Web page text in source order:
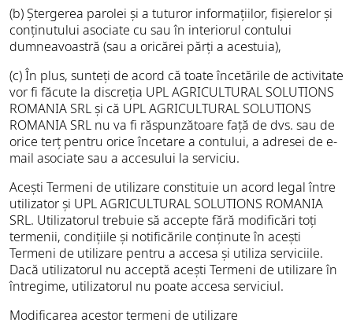
(b) Ștergerea parolei și a tuturor informațiilor, fișierelor și
conținutului asociate cu sau în interiorul contului
dumneavoastră (sau a oricărei părți a acestuia),
(c) În plus, sunteți de acord că toate încetările de activitate
vor fi făcute la discreția UPL AGRICULTURAL SOLUTIONS
ROMANIA SRL și că UPL AGRICULTURAL SOLUTIONS
ROMANIA SRL nu va fi răspunzătoare față de dvs. sau de
orice terț pentru orice încetare a contului, a adresei de e-
mail asociate sau a accesului la serviciu.
Acești Termeni de utilizare constituie un acord legal între
utilizator și UPL AGRICULTURAL SOLUTIONS ROMANIA
SRL. Utilizatorul trebuie să accepte fără modificări toți
termenii, condițiile și notificările conținute în acești
Termeni de utilizare pentru a accesa și utiliza serviciile.
Dacă utilizatorul nu acceptă acești Termeni de utilizare în
întregime, utilizatorul nu poate accesa serviciul.
Modificarea acestor termeni de utilizare